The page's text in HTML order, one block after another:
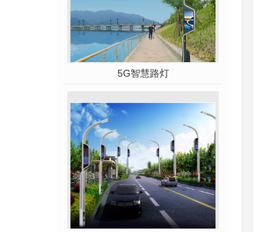
5G智慧路灯